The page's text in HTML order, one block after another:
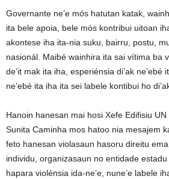
Governante ne’e mós hatutan katak,
ita bele apoia, bele mós kontribui uitoan
akontese iha ita-nia suku, bairru, postu,
nasionál. Maibé wainhira ita sai vítima ba
de’it mak ita iha, esperiénsia di’ak ne’ebé
ne’ebé ita iha ita sei labele kontibui ho
Hanoin hanesan mai hosi Xefe Edifisiu
Sunita Caminha mos hatoo nia mesajem
feto hanesan violasaun hasoru direitu
individu, organizasaun no entidade
hapara violénsia ida-ne’e, nune’e labele